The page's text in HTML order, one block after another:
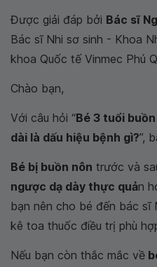
Được giải đáp bởi Bác sĩ
Bác sĩ Nhi sơ sinh - Khoa
khoa Quốc tế Vinmec Phú
Chào bạn,
Với câu hỏi “Bé 3 tuổi
dài là dấu hiệu bệnh gì?”,
Bé bị buồn nôn trước và
ngược dạ dày thực quản
bạn nên cho bé đến bác sĩ
kê toa thuốc điều trị phù
Nếu bạn còn thắc mắc về